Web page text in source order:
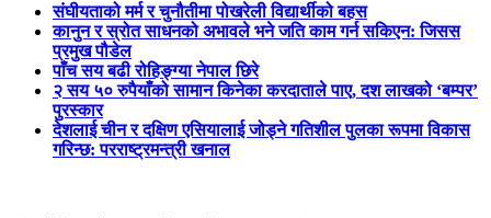
संघीयताको मर्म र चुनौतीमा पोखरेली विद्यार्थीको बहस
कानुन र स्रोत साधनको अभावले भने जति काम गर्न सकिएन: जिसस
प्रमुख पौडेल
पाँच सय बढी रोहिङ्ग्या नेपाल छिरे
२ सय ५० रुपैयाँको सामान किनेका करदाताले पाए, दश लाखको ‘बम्पर’
पुरस्कार
देशलाई चीन र दक्षिण एसियालाई जोड्ने गतिशील पुलका रूपमा विकास
गरिन्छ: परराष्ट्रमन्त्री खनाल